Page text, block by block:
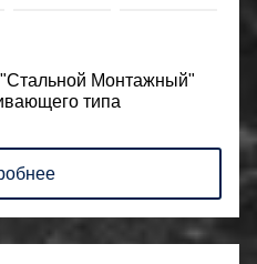
Монтажный"
типа